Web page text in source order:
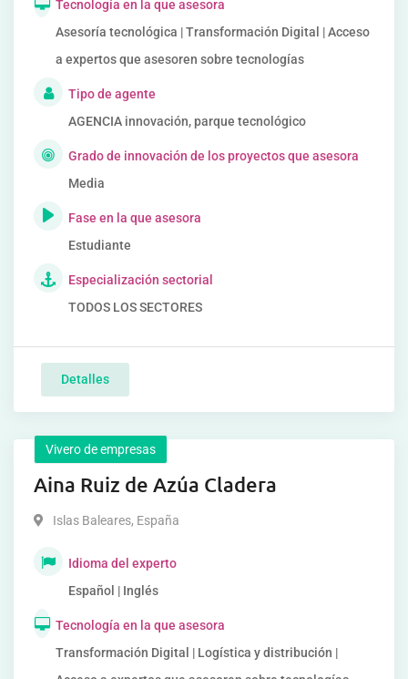
Tecnología en la que asesora
Asesoría tecnológica | Transformación Digital | Acceso
a expertos que asesoren sobre tecnologías
Tipo de agente
AGENCIA innovación, parque tecnológico
Grado de innovación de los proyectos que asesora
Media
Fase en la que asesora
Estudiante
Especialización sectorial
TODOS LOS SECTORES
Detalles
Vivero de empresas
Aina Ruiz de Azúa Cladera
Islas Baleares, España
Idioma del experto
Español | Inglés
Tecnología en la que asesora
Transformación Digital | Logística y distribución |